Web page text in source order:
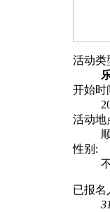
活动类
开始时
活动地
性别:
已报名
31